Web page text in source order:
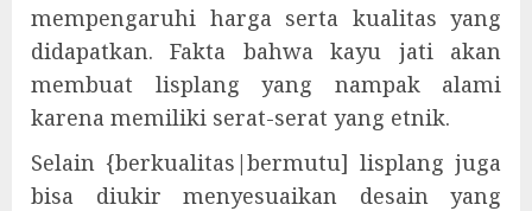
mempengaruhi harga serta kualitas yang
didapatkan. Fakta bahwa kayu jati akan
membuat lisplang yang nampak alami
karena memiliki serat-serat yang etnik.
Selain {berkualitas|bermutu] lisplang juga
bisa diukir menyesuaikan desain yang